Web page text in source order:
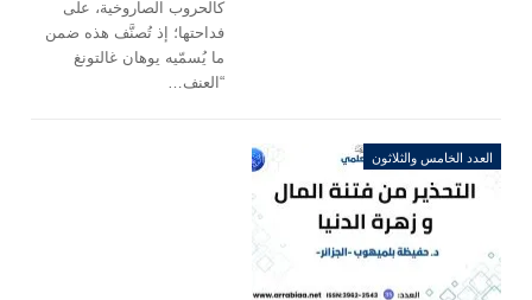
كالحروب الصاروخية، على
فداحتها؛ إذ تُصنَّف هذه ضمن
ما يُسمّيه يوهان غالتونغ
“العنف…
العدد الخامس والثلاثون